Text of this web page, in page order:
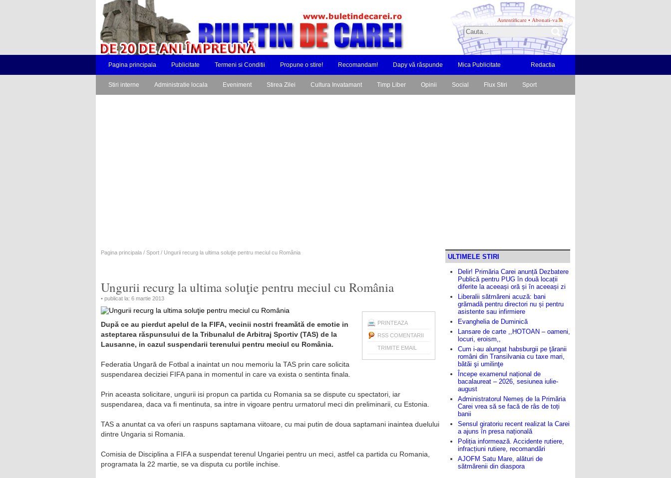
Autentificare • Abonati-va
Pagina principala Publicitate Termeni si Conditii Propune o stire! Recomandam! Dapy vă răspunde Mica Publicitate Redactia
Stiri interne Administratie locala Eveniment Stirea Zilei Cultura Invatamant Timp Liber Opinii Social Flux Stiri Sport
Pagina principala / Sport / Ungurii recurg la ultima soluţie pentru meciul cu România
Ungurii recurg la ultima soluţie pentru meciul cu România
• publicat la: 6 martie 2013
PRINTEAZA
RSS COMENTARII
TRIMITE EMAIL
După ce au pierdut apelul de la FIFA, vecinii nostri freamătă de emotie in
asteptarea răspunsului de la Tribunalul de Arbitraj Sportiv (TAS) de la
Lausanne, in cazul suspendarii terenului pentru meciul cu România.
Federatia Ungară de Fotbal a inaintat un nou memoriu la TAS prin care solicita
suspendarea deciziei FIFA pana in momentul in care va exista o sentinta finala.
Prin aceasta solicitare, ungurii isi propun ca partida cu Romania sa se dispute cu spectatori, iar
suspendarea, daca va fi mentinuta, sa intre in vigoare pentru urmatorul meci din preliminarii, cu Estonia.
TAS a anuntat ca va oferi un raspuns saptamana viitoare, cu mai putin de doua saptamani inaintea duelului
dintre Ungaria si Romania.
Comisia de Disciplina a FIFA a suspendat terenul Ungariei pentru un meci, astfel ca partida cu Romania,
programata la 22 martie, se va disputa cu portile inchise.
ULTIMELE STIRI
Delir! Primăria Carei anunță Dezbatere
Publică pentru PUG în două locații
diferite la aceeași oră și în aceeași zi
Liberalii sătmăreni acuză: bani
grămadă pentru directori nu și pentru
asistente sau infirmiere
Evanghelia de Duminică
Lansare de carte ,,HOTOAN – oameni,
locuri, eroism,,
Cum i-au alungat habsburgii pe ţăranii
români din Transilvania cu taxe mari,
bătăi şi umilinţe
Începe examenul național de
bacalaureat – 2026, sesiunea iulie-
august
Administratorul Nemeș de la Primăria
Carei vrea să se facă de râs de toți
banii
Sensul giratoriu recent realizat la Carei
a ajuns în presa națională
Poliția informează. Accidente rutiere,
infracțiuni rutiere, recomandări
AJOFM Satu Mare, alături de
sătmărenii din diaspora